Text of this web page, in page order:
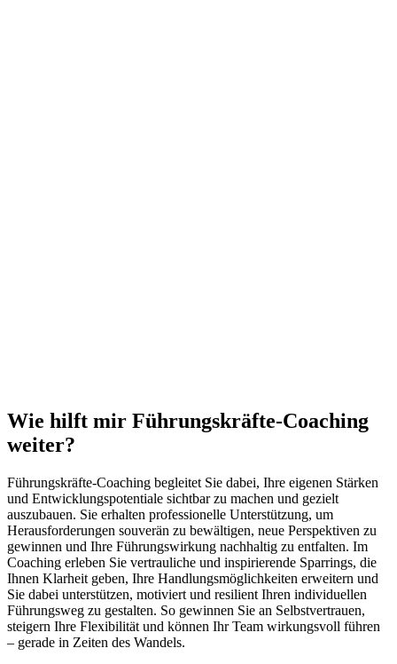
Wie hilft mir Führungskräfte-Coaching
weiter?
Führungskräfte-Coaching begleitet Sie dabei, Ihre eigenen Stärken
und Entwicklungspotentiale sichtbar zu machen und gezielt
auszubauen. Sie erhalten professionelle Unterstützung, um
Herausforderungen souverän zu bewältigen, neue Perspektiven zu
gewinnen und Ihre Führungswirkung nachhaltig zu entfalten. Im
Coaching erleben Sie vertrauliche und inspirierende Sparrings, die
Ihnen Klarheit geben, Ihre Handlungsmöglichkeiten erweitern und
Sie dabei unterstützen, motiviert und resilient Ihren individuellen
Führungsweg zu gestalten. So gewinnen Sie an Selbstvertrauen,
steigern Ihre Flexibilität und können Ihr Team wirkungsvoll führen
– gerade in Zeiten des Wandels.